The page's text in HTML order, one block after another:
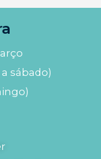
sábado)